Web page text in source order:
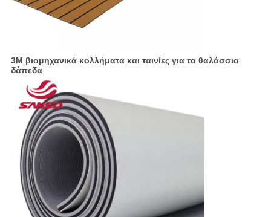
3M βιομηχανικά κολλήματα και ταινίες για τα θαλάσσια
δάπεδα